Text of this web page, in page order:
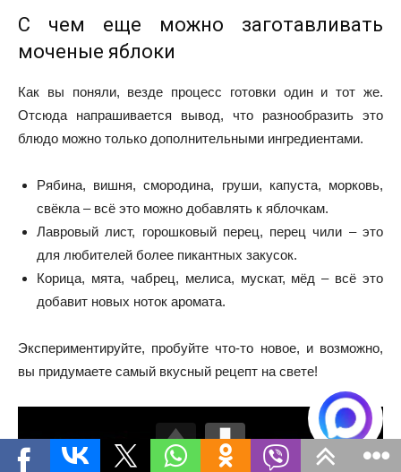
С чем еще можно заготавливать
моченые яблоки
Как вы поняли, везде процесс готовки один и тот же.
Отсюда напрашивается вывод, что разнообразить это
блюдо можно только дополнительными ингредиентами.
Рябина, вишня, смородина, груши, капуста, морковь,
свёкла – всё это можно добавлять к яблочкам.
Лавровый лист, горошковый перец, перец чили – это
для любителей более пикантных закусок.
Корица, мята, чабрец, мелиса, мускат, мёд – всё это
добавит новых ноток аромата.
Экспериментируйте, пробуйте что-то новое, и возможно,
вы придумаете самый вкусный рецепт на свете!